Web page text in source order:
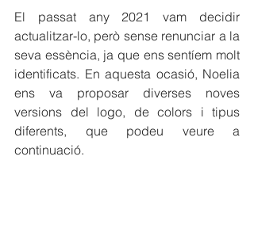
El passat any 2021 vam decidir
actualitzar-lo, però sense renunciar a la
seva essència, ja que ens sentíem molt
identificats. En aquesta ocasió, Noelia
ens va proposar diverses noves
versions del logo, de colors i tipus
diferents, que podeu veure a
continuació.